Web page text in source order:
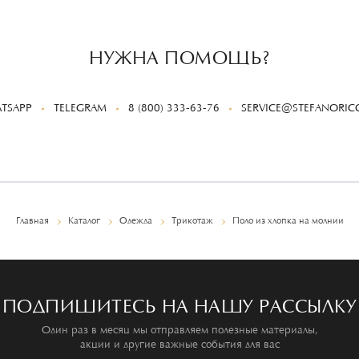
НУЖНА ПОМОЩЬ?
TELEGRAM 8 (800) 333-63-76
Главная Каталог Одежда Трикотаж Поло из хлопка на молнии
ПОДПИШИТЕСЬ НА НАШУ РАССЫЛКУ
Один раз в месяц мы отправляем полезные материалы,
акции и другие важные события для вас